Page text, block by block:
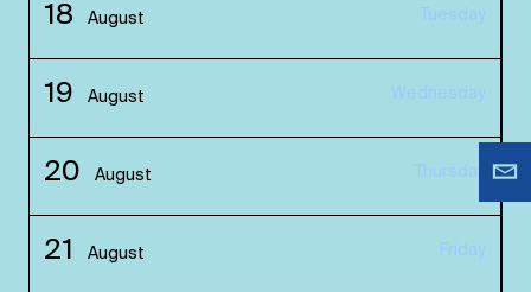
18 August Tuesday
19 August Wednesday
20 August Thursday
21 August Friday